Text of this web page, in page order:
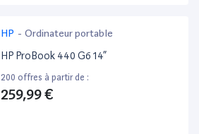
HP - Ordinateur portable
HP ProBook 440 G6 14”
200 offres à partir de :
259,99 €